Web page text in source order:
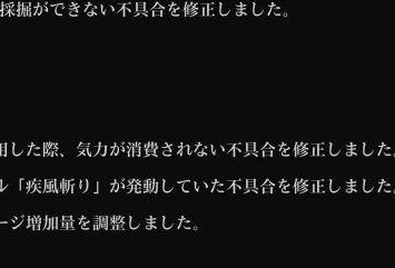
掘ができない不具合を修正しました。
た際、気力が消費されない不具合を修正しました
疾風斬り」が発動していた不具合を修正しました
増加量を調整しました。